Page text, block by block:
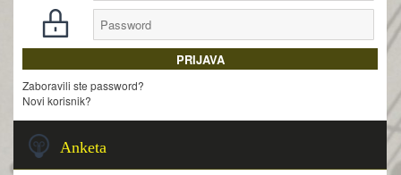
Zaboravili ste password?
Novi korisnik?
Anketa